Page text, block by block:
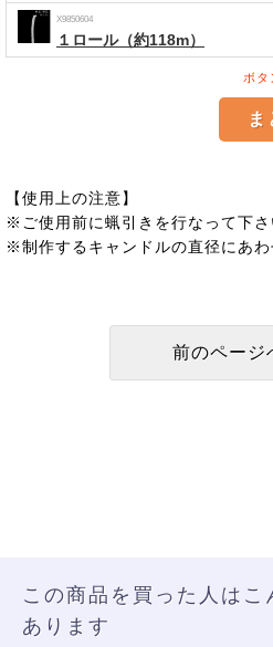
X9850604
１ロール（約118m）
ボタ
【使用上の注意】
※ご使用前に蝋引きを行なって下さ
※制作するキャンドルの直径にあわ
この商品を買った人は
あります